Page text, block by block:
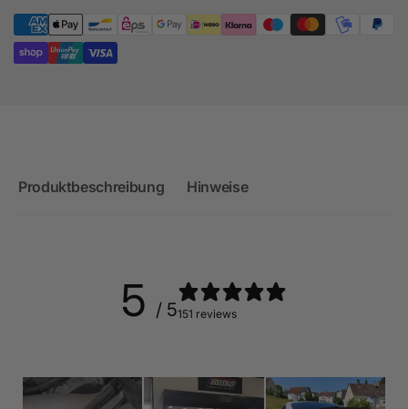
Produktbeschreibung Hinweise
5 / 5151 reviews